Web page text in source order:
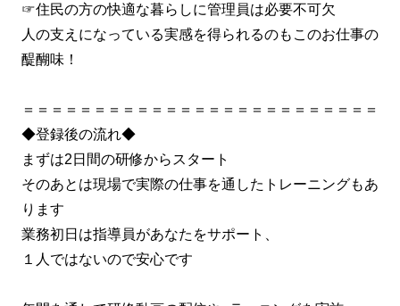
☞住民の方の快適な暮らしに管理員は必要不可欠
人の支えになっている実感を得られるのもこのお仕事の
醍醐味！
＝＝＝＝＝＝＝＝＝＝＝＝＝＝＝＝＝＝＝＝＝＝＝＝＝
◆登録後の流れ◆
まずは2日間の研修からスタート
そのあとは現場で実際の仕事を通したトレーニングもあ
ります
業務初日は指導員があなたをサポート、
１人ではないので安心です